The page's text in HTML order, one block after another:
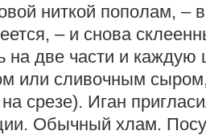
ниткой пополам, –
– и снова
на две части и каждую
или сливочным
срезе). Иган
Обычный хлам.